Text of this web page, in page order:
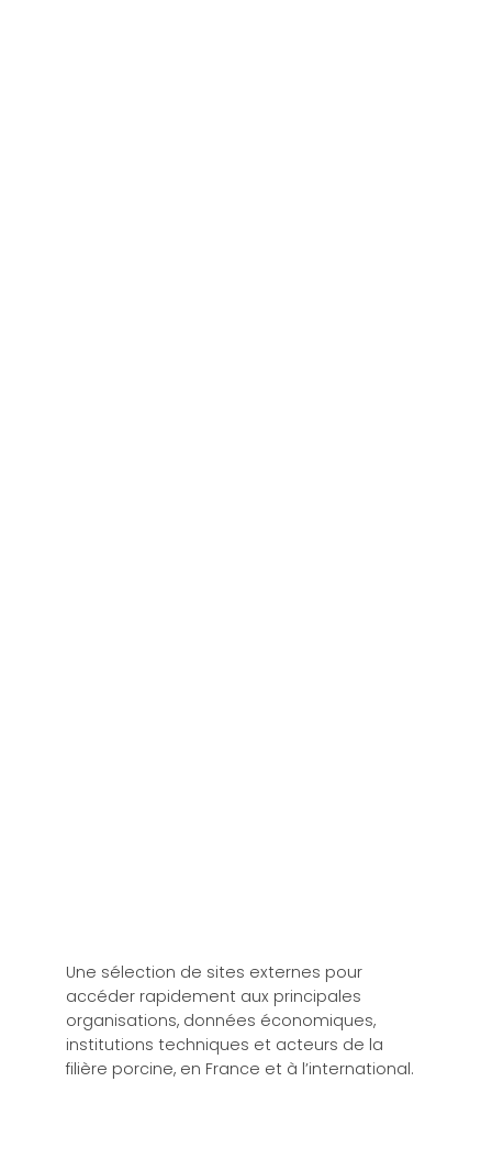
Une sélection de sites externes pour
accéder rapidement aux principales
organisations, données économiques,
institutions techniques et acteurs de la
filière porcine, en France et à l’international.